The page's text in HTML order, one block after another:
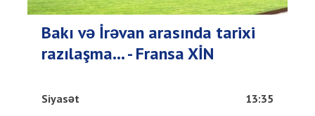
Bakı və İrəvan arasında tarixi
razılaşma... - Fransa XİN
Siyasət 13:35